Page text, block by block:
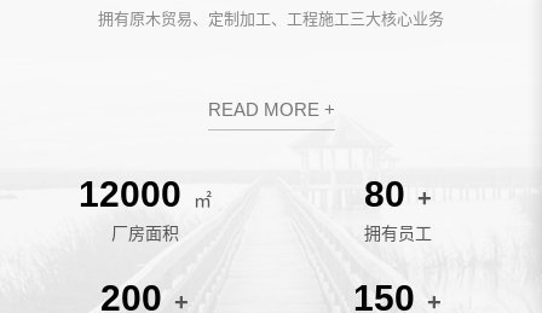
拥有原木贸易、定制加工、工程施工三大核心业务
READ MORE +
12000 ㎡
厂房面积
80 +
拥有员工
200 + 150 +